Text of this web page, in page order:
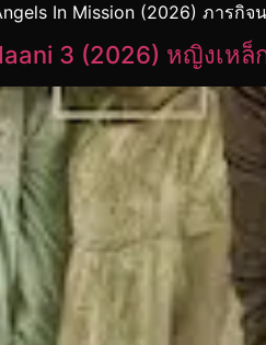
In Mission (2026) ภารกิ
3 (2026) หญิงเหล็